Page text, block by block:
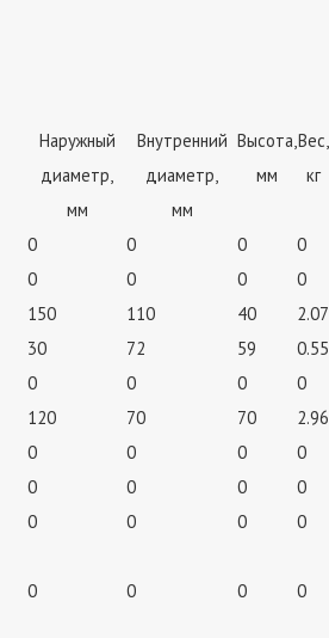
Наружный
диаметр,
мм
Внутренний
диаметр,
мм
Высота,
мм
Вес,
кг
0 0 0
0
0 0 0
0
150 110 40
2.07
30 72 59
0.55
0 0 0
0
120 70 70
2.96
0 0 0
0
0 0 0
0
0 0 0 0
0 0 0 0